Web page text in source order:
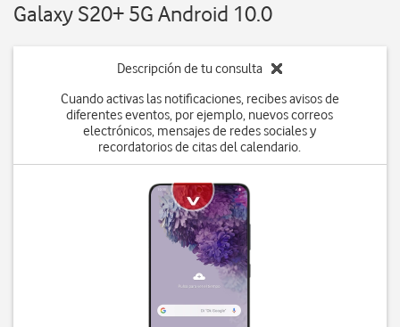
Galaxy S20+ 5G Android 10.0
Descripción de tu consulta
Cuando activas las notificaciones, recibes avisos de
diferentes eventos, por ejemplo, nuevos correos
electrónicos, mensajes de redes sociales y
recordatorios de citas del calendario.